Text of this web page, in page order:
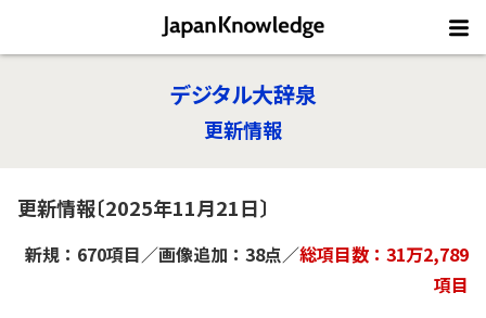
デジタル大辞泉
更新情報
更新情報〔2025年11月21日〕
新規：670項目／画像追加：38点／総項目数：31万2,789
項目